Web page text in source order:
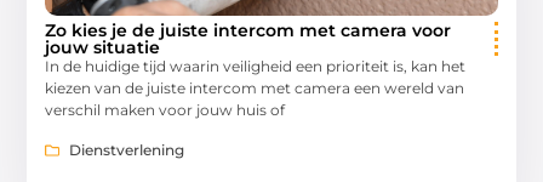
Zo kies je de juiste intercom met camera voor
jouw situatie
In de huidige tijd waarin veiligheid een prioriteit is, kan het
kiezen van de juiste intercom met camera een wereld van
verschil maken voor jouw huis of
Dienstverlening